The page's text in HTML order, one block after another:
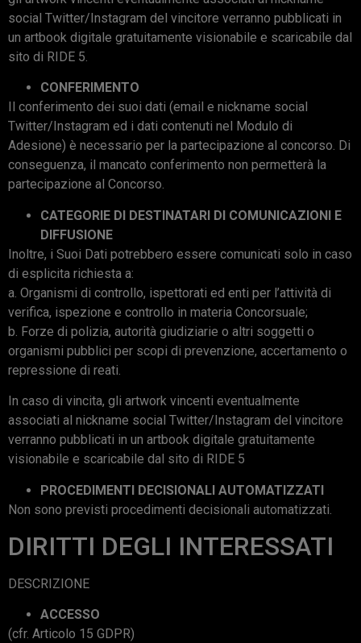
social Twitter/Instagram del vincitore verranno pubblicati in
un artbook digitale gratuitamente visionabile e scaricabile dal
sito di RIDE 5.
CONFERIMENTO
Il conferimento dei suoi dati (email e nickname social
Twitter/Instagram ed i dati contenuti nel Modulo di
Adesione) è necessario per la partecipazione al concorso. Di
conseguenza, il mancato conferimento non permetterà la
partecipazione al Concorso.
CATEGORIE DI DESTINATARI DI COMUNICAZIONI E
DIFFUSIONE
Inoltre, i Suoi Dati potrebbero essere comunicati solo in caso
di esplicita richiesta a:
a. Organismi di controllo, ispettorati ed enti per l’attività di
verifica, ispezione e controllo in materia Concorsuale;
b. Forze di polizia, autorità giudiziarie o altri soggetti o
organismi pubblici per scopi di prevenzione, accertamento o
repressione di reati.
In caso di vincita, gli artwork vincenti eventualmente
associati al nickname social Twitter/Instagram del vincitore
verranno pubblicati in un artbook digitale gratuitamente
visionabile e scaricabile dal sito di RIDE 5
PROCEDIMENTI DECISIONALI AUTOMATIZZATI
Non sono previsti procedimenti decisionali automatizzati.
DIRITTI DEGLI INTERESSATI
DESCRIZIONE
ACCESSO
(cfr. Articolo 15 GDPR)